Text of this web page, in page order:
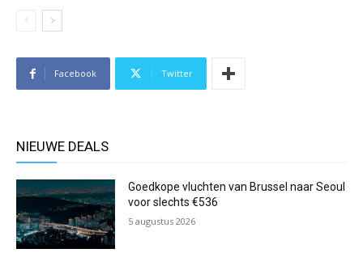
Facebook Twitter
NIEUWE DEALS
Goedkope vluchten van Brussel naar Seoul
voor slechts €536
5 augustus 2026